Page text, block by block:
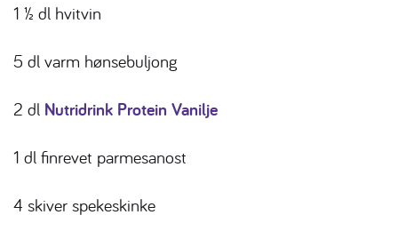
1 ½ dl hvitvin
5 dl varm hønsebuljong
2 dl Nutridrink Protein Vanilje
1 dl finrevet parmesanost
4 skiver spekeskinke